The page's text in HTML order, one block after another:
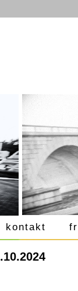
kontakt